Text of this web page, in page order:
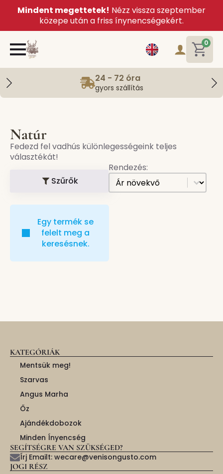
Mindent megettetek! Nézz vissza szeptember
közepe után a friss ínynencségekért.
0
24 - 72 óra
gyors szállítás
Natúr
Fedezd fel vadhús különlegességeink teljes
választékát!
Szűrők
Rendezés:
[all] Sorting
Sort content
Egy termék se
felelt meg a
keresésnek.
KATEGÓRIÁK
Mentsük meg!
Szarvas
Angus Marha
Őz
Ajándékdobozok
Minden Ínyencség
SEGÍTSÉGRE VAN SZÜKSÉGED?
Írj Emailt: wecare@venisongusto.com
JOGI RÉSZ